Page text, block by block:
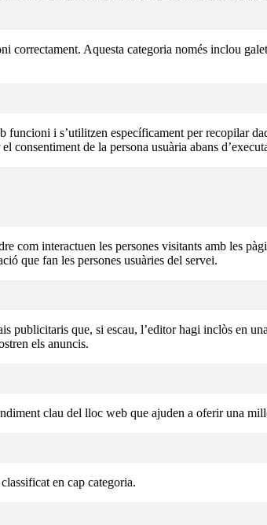
correctament. Aquesta categoria només inclou
i s’utilitzen específicament per recopilar
consentiment de la persona usuària abans
com interactuen les persones visitants amb les
que fan les persones usuàries del servei.
publicitaris que, si escau, l’editor hagi inclòs en
els anuncis.
clau del lloc web que ajuden a oferir una
en cap categoria.